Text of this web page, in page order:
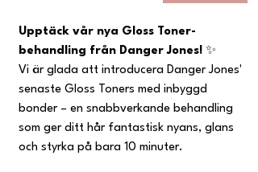
Upptäck vår nya Gloss Toner-
behandling från Danger Jones! ✨
Vi är glada att introducera Danger Jones'
senaste Gloss Toners med inbyggd
bonder – en snabbverkande behandling
som ger ditt hår fantastisk nyans, glans
och styrka på bara 10 minuter.